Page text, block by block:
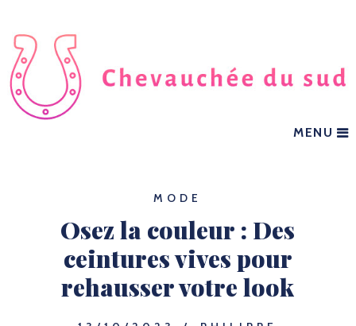
MENU
MODE
Osez la couleur : Des
ceintures vives pour
rehausser votre look